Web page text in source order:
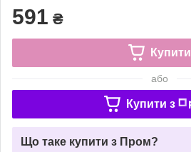
591 ₴
Купити
або
Купити з
Що таке купити з Пром?